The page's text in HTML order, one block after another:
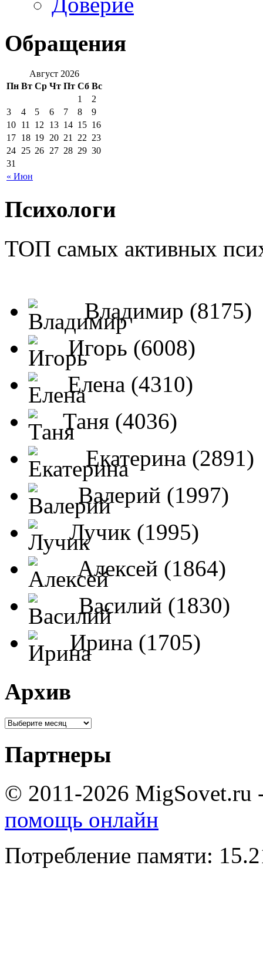
Обращения
Август 2026
Пн Вт Ср Чт Пт Сб Вс
« Июн
1
2
3
4 5 6 7 8
9
10 11 12 13 14 15 16
17 18 19 20 21 22 23
24 25 26 27 28 29 30
31
Психологи
ТОП самых активных
Владимир (8175)
Игорь (6008)
Елена (4310)
Таня (4036)
Екатерина (2891)
Валерий (1997)
Лучик (1995)
Алексей (1864)
Василий (1830)
Ирина (1705)
Архив
Партнеры
© 2011-2026 MigSovet.ru
помощь онлайн
Потребление памяти: